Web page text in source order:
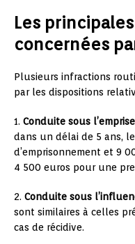
Les
concernées
Plusieurs infractions
par les dispositions
1. Conduite sous
dans un délai de 5 ans,
d’emprisonnement et 9
4 500 euros pour une
2. Conduite sous
sont similaires à celles
cas de récidive.